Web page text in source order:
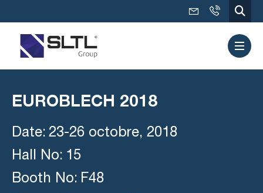
EUROBLECH 2018
Date: 23-26 octobre, 2018
Hall No: 15
Booth No: F48